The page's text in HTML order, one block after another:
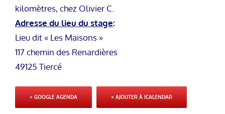
kilomètres, chez Olivier C.
Adresse du lieu du stage:
Lieu dit « Les Maisons »
117 chemin des Renardières
49125 Tiercé
+ GOOGLE AGENDA + AJOUTER À ICALENDAR